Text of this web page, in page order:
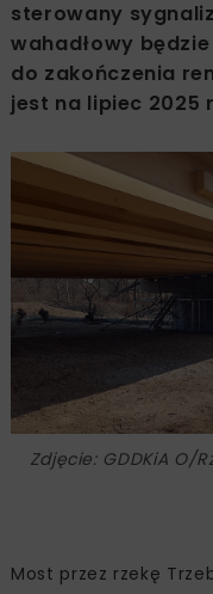
sterowany
wahadłowy
do zakończenia
jest na lipiec 2025
Zdjęcie: GDDKiA O/
Most przez rzekę